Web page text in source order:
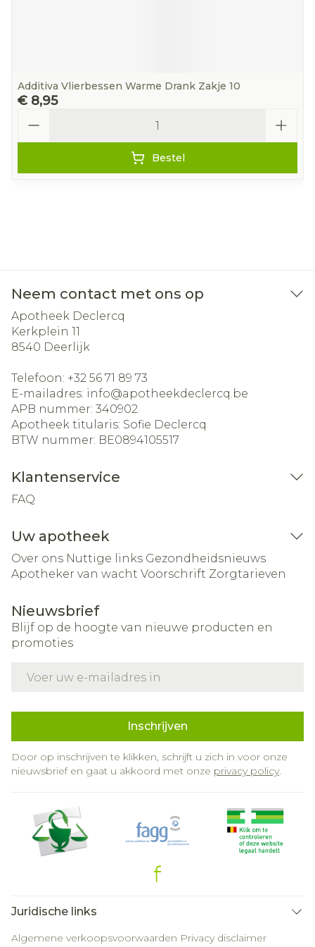
Additiva Vlierbessen Warme Drank Zakje 10
€ 8,95
Bestel
Neem contact met ons op
Apotheek Declercq
Kerkplein 11
8540 Deerlijk
Telefoon: +32 56 71 89 73
E-mailadres: info@apotheekdeclercq.be
APB nummer: 340902
Apotheek titularis: Sofie Declercq
BTW nummer: BE0894105517
Klantenservice
FAQ
Uw apotheek
Over ons Nuttige links Gezondheidsnieuws
Apotheker van wacht Voorschrift Zorgtarieven
Nieuwsbrief
Blijf op de hoogte van nieuwe producten en
promoties
Inschrijven
Door op inschrijven te klikken, schrijft u zich in voor onze
nieuwsbrief en gaat u akkoord met onze privacy policy.
Juridische links
Algemene verkoopsvoorwaarden Privacy disclaimer